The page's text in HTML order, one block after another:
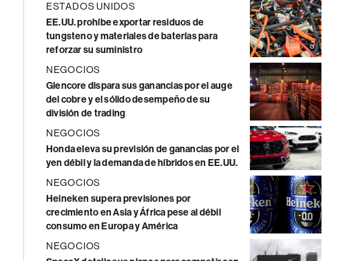
ESTADOS UNIDOS
EE.UU. prohíbe exportar residuos de
tungsteno y materiales de baterías para
reforzar su suministro
NEGOCIOS
Glencore dispara sus ganancias por el auge
del cobre y el sólido desempeño de su
división de trading
NEGOCIOS
Honda eleva su previsión de ganancias por el
yen débil y la demanda de híbridos en EE.UU.
NEGOCIOS
Heineken supera previsiones por
crecimiento en Asia y África pese al débil
consumo en Europa y América
NEGOCIOS